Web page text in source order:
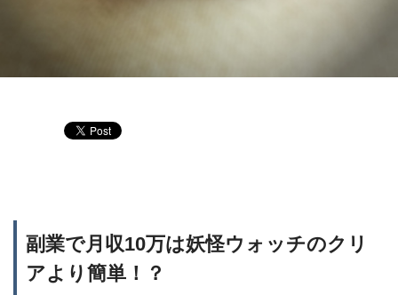
副業で月収10万は妖怪ウォッチのクリ
アより簡単！？